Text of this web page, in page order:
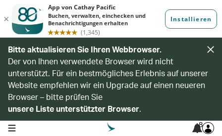
Bitte aktualisieren Sie Ihren Webbrowser.
Der von Ihnen verwendete Browser wird nicht
unterstützt. Für ein bestmögliches Erlebnis auf unserer
Website empfehlen wir ein Upgrade auf einen neueren
Browser – bitte prüfen Sie
unsere Liste unterstützter Browser.
open navigation menu 8